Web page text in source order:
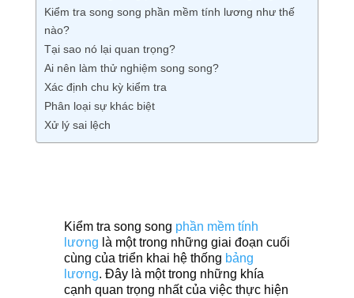
Kiểm tra song song phần mềm tính lương như thế
nào?
Tại sao nó lại quan trọng?
Ai nên làm thử nghiệm song song?
Xác định chu kỳ kiểm tra
Phân loại sự khác biệt
Xử lý sai lệch
Kiểm tra song song phần mềm tính
lương là một trong những giai đoạn cuối
cùng của triển khai hệ thống bảng
lương. Đây là một trong những khía
cạnh quan trọng nhất của việc thực hiện